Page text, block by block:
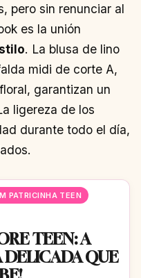
pero sin renunciar al
es la unión
. La blusa de lino
midi de corte A,
garantizan un
ligereza de los
durante todo el día,
PATRICINHA TEEN
TEEN: A
DELICADA QUE